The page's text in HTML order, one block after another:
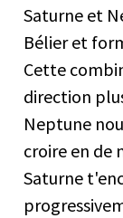
Saturne et
Bélier et
Cette
direction
Neptune
croire en de
Saturne